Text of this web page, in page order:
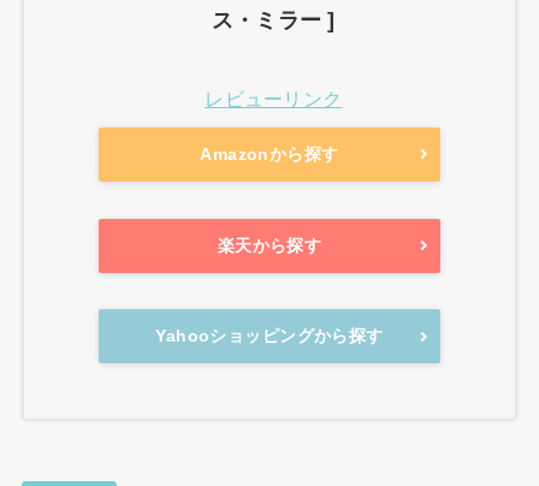
ス・ミラー ]
レビューリンク
Amazonから探す
楽天から探す
Yahooショッピングから探す